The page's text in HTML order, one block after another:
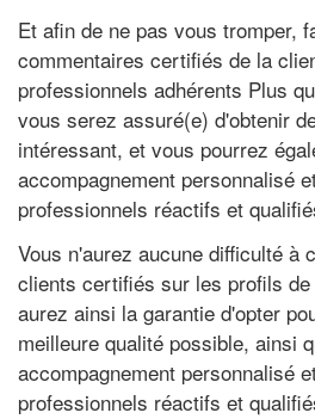
Et afin de ne pas vous tromper,
commentaires certifiés de la
professionnels adhérents Plus
vous serez assuré(e) d'obtenir
intéressant, et vous pourrez
accompagnement personnalisé
professionnels réactifs et
Vous n'aurez aucune difficulté à
clients certifiés sur les profils
aurez ainsi la garantie d'opter
meilleure qualité possible, ainsi
accompagnement personnalisé
professionnels réactifs et